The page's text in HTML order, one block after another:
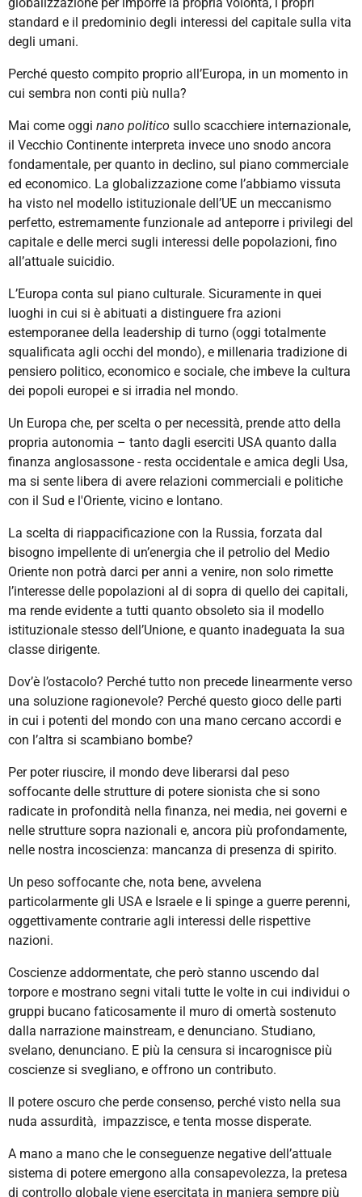
standard e il predominio degli interessi del capitale sulla vita
degli umani.
Perché questo compito proprio all’Europa, in un momento in
cui sembra non conti più nulla?
Mai come oggi nano politico sullo scacchiere internazionale,
il Vecchio Continente interpreta invece uno snodo ancora
fondamentale, per quanto in declino, sul piano commerciale
ed economico. La globalizzazione come l’abbiamo vissuta
ha visto nel modello istituzionale dell’UE un meccanismo
perfetto, estremamente funzionale ad anteporre i privilegi del
capitale e delle merci sugli interessi delle popolazioni, fino
all’attuale suicidio.
L’Europa conta sul piano culturale. Sicuramente in quei
luoghi in cui si è abituati a distinguere fra azioni
estemporanee della leadership di turno (oggi totalmente
squalificata agli occhi del mondo), e millenaria tradizione di
pensiero politico, economico e sociale, che imbeve la cultura
dei popoli europei e si irradia nel mondo.
Un Europa che, per scelta o per necessità, prende atto della
propria autonomia – tanto dagli eserciti USA quanto dalla
finanza anglosassone - resta occidentale e amica degli Usa,
ma si sente libera di avere relazioni commerciali e politiche
con il Sud e l'Oriente, vicino e lontano.
La scelta di riappacificazione con la Russia, forzata dal
bisogno impellente di un’energia che il petrolio del Medio
Oriente non potrà darci per anni a venire, non solo rimette
l’interesse delle popolazioni al di sopra di quello dei capitali,
ma rende evidente a tutti quanto obsoleto sia il modello
istituzionale stesso dell’Unione, e quanto inadeguata la sua
classe dirigente.
Dov’è l’ostacolo? Perché tutto non precede linearmente verso
una soluzione ragionevole? Perché questo gioco delle parti
in cui i potenti del mondo con una mano cercano accordi e
con l’altra si scambiano bombe?
Per poter riuscire, il mondo deve liberarsi dal peso
soffocante delle strutture di potere sionista che si sono
radicate in profondità nella finanza, nei media, nei governi e
nelle strutture sopra nazionali e, ancora più profondamente,
nelle nostra incoscienza: mancanza di presenza di spirito.
Un peso soffocante che, nota bene, avvelena
particolarmente gli USA e Israele e li spinge a guerre perenni,
oggettivamente contrarie agli interessi delle rispettive
nazioni.
Coscienze addormentate, che però stanno uscendo dal
torpore e mostrano segni vitali tutte le volte in cui individui o
gruppi bucano faticosamente il muro di omertà sostenuto
dalla narrazione mainstream, e denunciano. Studiano,
svelano, denunciano. E più la censura si incarognisce più
coscienze si svegliano, e offrono un contributo.
Il potere oscuro che perde consenso, perché visto nella sua
nuda assurdità, impazzisce, e tenta mosse disperate.
A mano a mano che le conseguenze negative dell’attuale
sistema di potere emergono alla consapevolezza, la pretesa
di controllo globale viene esercitata in maniera sempre più